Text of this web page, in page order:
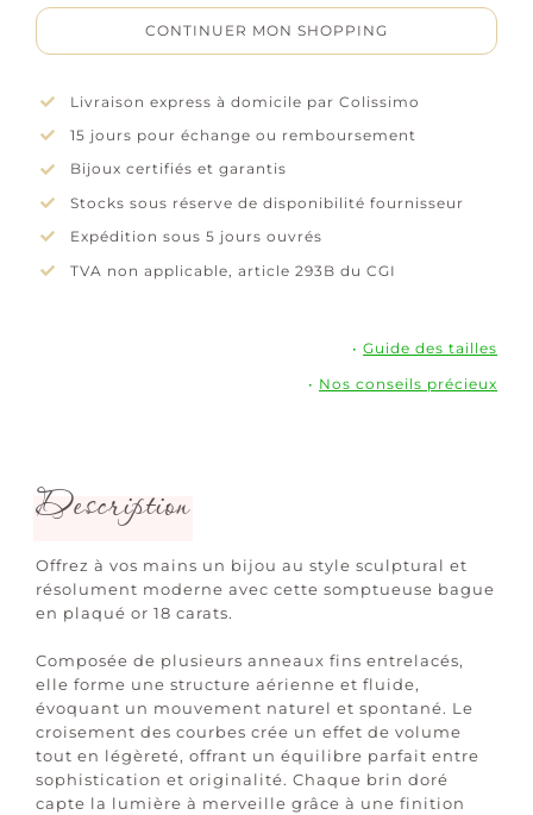
Plaqué
or
CONTINUER MON SHOPPING
Livraison express à domicile par Colissimo
15 jours pour échange ou remboursement
Bijoux certifiés et garantis
Stocks sous réserve de disponibilité fournisseur
Expédition sous 5 jours ouvrés
TVA non applicable, article 293B du CGI
•Guide des tailles
• Nos conseils précieux
Description
Offrez à vos mains un bijou au style sculptural et
résolument moderne avec cette somptueuse bague
en plaqué or 18 carats.
Composée de plusieurs anneaux fins entrelacés,
elle forme une structure aérienne et fluide,
évoquant un mouvement naturel et spontané. Le
croisement des courbes crée un effet de volume
tout en légèreté, offrant un équilibre parfait entre
sophistication et originalité. Chaque brin doré
capte la lumière à merveille grâce à une finition